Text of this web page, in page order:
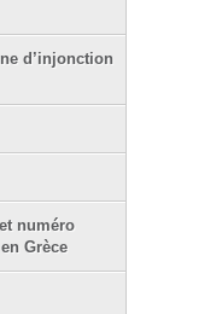
d’injonction
numéro
Grèce